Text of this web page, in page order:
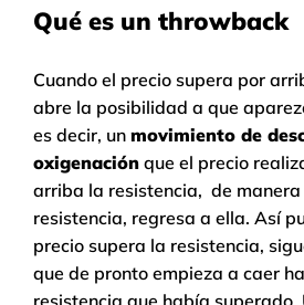
Qué es un throwback
Cuando el precio supera por
abre la posibilidad a que
es decir, un movimiento de
oxigenación que el precio
arriba la resistencia, de
resistencia, regresa a ella. Así
precio supera la resistencia,
que de pronto empieza a caer